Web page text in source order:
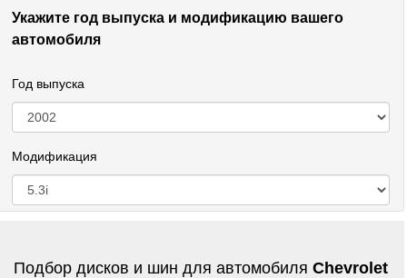
Укажите год выпуска и модификацию вашего
автомобиля
Год выпуска
Модификация
Подбор дисков и шин для автомобиля Chevrolet